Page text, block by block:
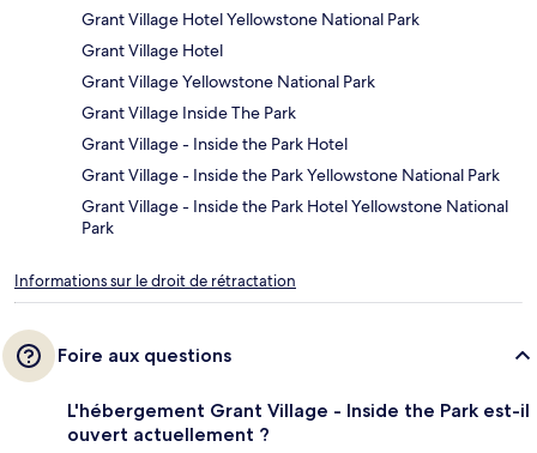
Grant Village Hotel Yellowstone National Park
Grant Village Hotel
Grant Village Yellowstone National Park
Grant Village Inside The Park
Grant Village - Inside the Park Hotel
Grant Village - Inside the Park Yellowstone National Park
Grant Village - Inside the Park Hotel Yellowstone National
Park
Informations sur le droit de rétractation
Foire aux questions
L'hébergement Grant Village - Inside the Park est-il
ouvert actuellement ?